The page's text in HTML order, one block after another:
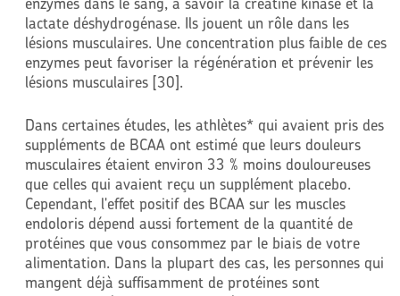
lactate déshydrogénase. Ils jouent un rôle dans les
lésions musculaires. Une concentration plus faible de ces
enzymes peut favoriser la régénération et prévenir les
lésions musculaires [30].
Dans certaines études, les athlètes* qui avaient pris des
suppléments de BCAA ont estimé que leurs douleurs
musculaires étaient environ 33 % moins douloureuses
que celles qui avaient reçu un supplément placebo.
Cependant, l'effet positif des BCAA sur les muscles
endoloris dépend aussi fortement de la quantité de
protéines que vous consommez par le biais de votre
alimentation. Dans la plupart des cas, les personnes qui
mangent déjà suffisamment de protéines sont